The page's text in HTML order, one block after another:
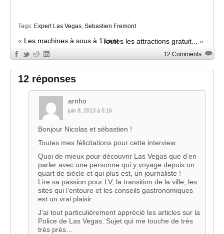
Tags: Expert Las Vegas, Sebastien Fremont
« Les machines à sous à 1 centToutes les attractions gratuit... »
12 Comments
12 réponses
arnho
juin 8, 2013 à 5:16
Bonjour Nicolas et sébastien !
Toutes mes félicitations pour cette interview.
Quoi de mieux pour découvrir Las Vegas que d’en
parler avec une personne qui y voyage depuis un
quart de siècle et qui plus est, un journaliste !
Lire sa passion pour LV, la transition de la ville, les
sites qui l’entoure et les conseils gastronomiques
est un vrai plaisir.
J’ai tout particulièrement apprécié les articles sur la
Police de Las Vegas. Sujet qui me touche de très
très près…